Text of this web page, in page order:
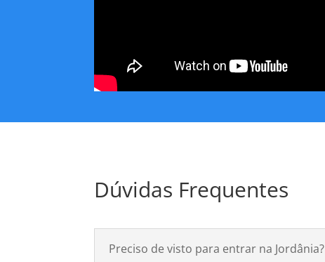
Dúvidas Frequentes
Preciso de visto para entrar na Jordânia?